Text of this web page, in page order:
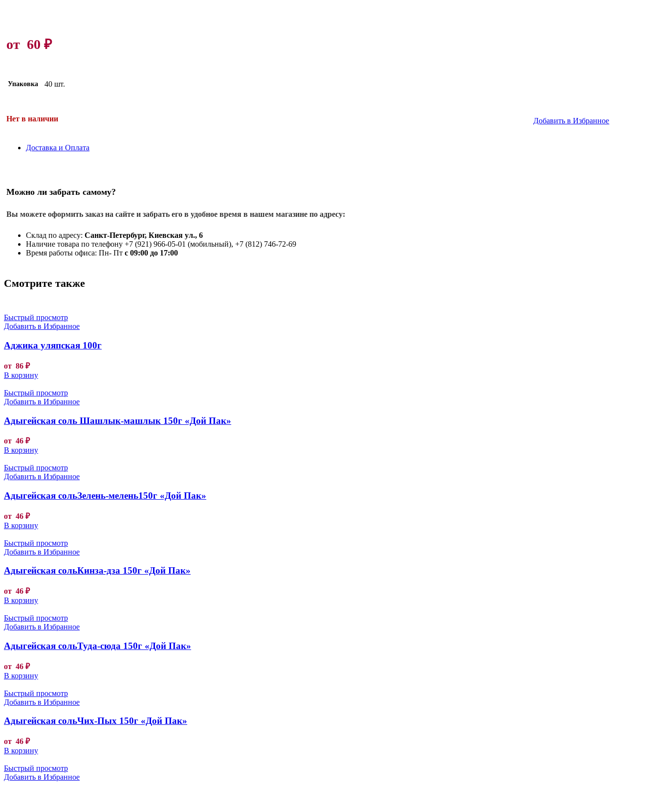
от 60 ₽
Упаковка 40 шт.
Нет в наличии Добавить в Избранное
Доставка и Оплата
Можно ли забрать самому?
Вы можете оформить заказ на сайте и забрать его в удобное время в нашем магазине по адресу:
Склад по адресу: Санкт-Петербург, Киевская ул., 6
Наличие товара по телефону +7 (921) 966-05-01 (мобильный), +7 (812) 746-72-69
Время работы офиса: Пн- Пт с 09:00 до 17:00
Смотрите также
Быстрый просмотр
Добавить в Избранное
Аджика уляпская 100г
от 86 ₽
В корзину
Быстрый просмотр
Добавить в Избранное
Адыгейская соль Шашлык-машлык 150г «Дой Пак»
от 46 ₽
В корзину
Быстрый просмотр
Добавить в Избранное
Адыгейская сольЗелень-мелень150г «Дой Пак»
от 46 ₽
В корзину
Быстрый просмотр
Добавить в Избранное
Адыгейская сольКинза-дза 150г «Дой Пак»
от 46 ₽
В корзину
Быстрый просмотр
Добавить в Избранное
Адыгейская сольТуда-сюда 150г «Дой Пак»
от 46 ₽
В корзину
Быстрый просмотр
Добавить в Избранное
Адыгейская сольЧих-Пых 150г «Дой Пак»
от 46 ₽
В корзину
Быстрый просмотр
Добавить в Избранное